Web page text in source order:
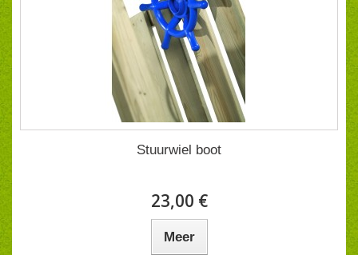
Stuurwiel boot
23,00 €
Meer